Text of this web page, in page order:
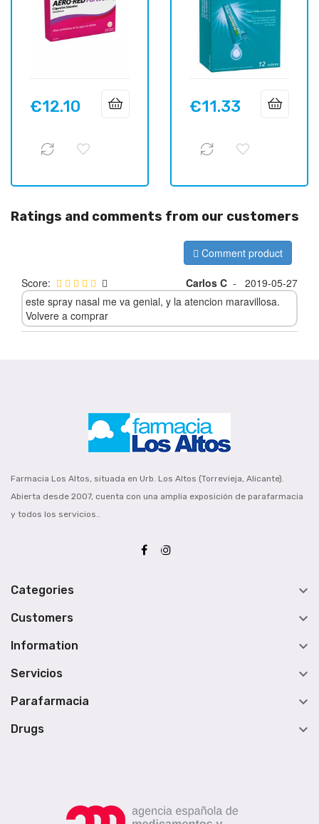
Price
€12.10 Price
€11.33
Ratings and comments from our customers
Comment product
Score: Carlos C -
2019-05-27
este spray nasal me va genial, y la atencion maravillosa.
Volvere a comprar
Farmacia Los Altos, situada en Urb. Los Altos (Torrevieja, Alicante).
Abierta desde 2007, cuenta con una amplia exposición de parafarmacia
y todos los servicios..
Categories 
Customers 
Information 
Servicios 
Parafarmacia 
Drugs 